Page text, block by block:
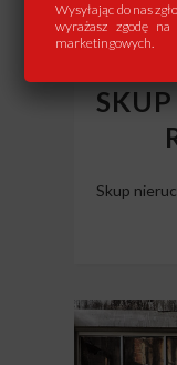
Skup
Wysyłając do nas
wyrażasz zgodę
marketingowych.